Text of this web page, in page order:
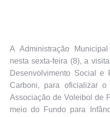
A Administração
nesta sexta-feira (8), a
Desenvolvimento Social e
Carboni, para oficializar
Associação de Voleibol de
meio do Fundo para